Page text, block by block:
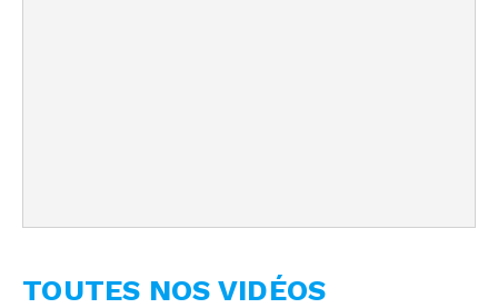
TOUTES NOS VIDÉOS